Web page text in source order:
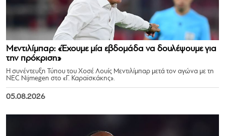
Μεντιλίμπαρ: «Έχουμε μία εβδομάδα να δουλέψουμε για
την πρόκριση»
Η συνέντευξη Τύπου του Χοσέ Λουίς Μεντιλίμπαρ μετά τον αγώνα με τη
NEC Nijmegen στο «Γ. Καραϊσκάκης».
05.08.2026